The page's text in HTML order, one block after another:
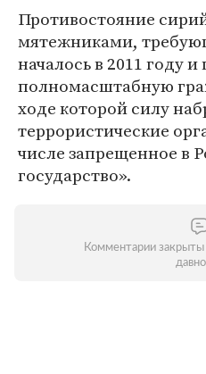
Противостояние
мятежниками,
началось в 2011 году и
полномасштабную
ходе которой силу
террористические
числе запрещенное в
государство».
Комментарии закрыты